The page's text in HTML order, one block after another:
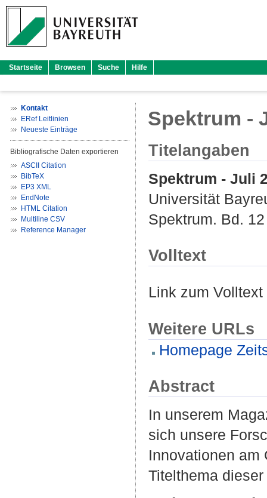
Startseite Browsen Suche Hilfe
Kontakt
ERef Leitlinien
Neueste Einträge
Bibliografische Daten exportieren
ASCII Citation
BibTeX
EP3 XML
EndNote
HTML Citation
Multiline CSV
Reference Manager
Spektrum -
Titelangaben
Spektrum - Juli
Universität
Spektrum. Bd.
Volltext
Link zum
Weitere URLs
Homepage
Abstract
In unserem
sich unsere
Innovationen am
Titelthema